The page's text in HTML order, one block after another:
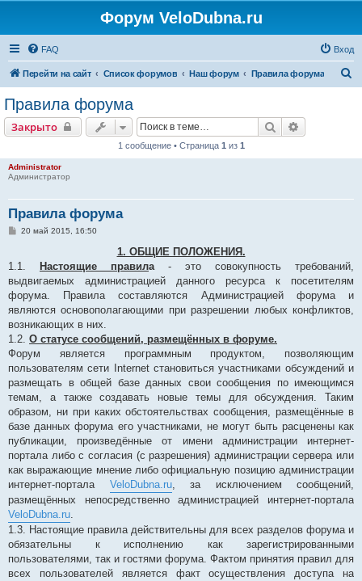
Форум VeloDubna.ru
FAQ Вход
Перейти на сайт Список форумов Наш форум Правила форума
Правила форума
Закрыто Поиск
1 сообщение • Страница 1 из 1
Administrator
Администратор
Правила форума
С
щ
е
н
и
е
20 май 2015, 16:50
1. ОБЩИЕ ПОЛОЖЕНИЯ.
1.1.
Настоящие правила- это совокупность требований,
выдвигаемых администрацией данного ресурса к посетителям
форума. Правила составляются Администрацией форума и
являются основополагающими при разрешении любых конфликтов,
возникающих в них.
1.2. О статусе сообщений, размещённых в форуме.
Форум является программным продуктом, позволяющим
пользователям сети Internet становиться участниками обсуждений и
размещать в общей базе данных свои сообщения по имеющимся
темам, а также создавать новые темы для обсуждения. Таким
образом, ни при каких обстоятельствах сообщения, размещённые в
базе данных форума его участниками, не могут быть расценены как
публикации, произведённые от имени администрации интернет-
портала либо с согласия (с разрешения) администрации сервера или
как выражающие мнение либо официальную позицию администрации
интернет-портала VeloDubna.ru, за исключением сообщений,
размещённых непосредственно администрацией интернет-портала
VeloDubna.ru.
1.3. Настоящие правила действительны для всех разделов форума и
обязательны к исполнению как зарегистрированными
пользователями, так и гостями форума. Фактом принятия правил для
всех пользователей является факт осуществления доступа на